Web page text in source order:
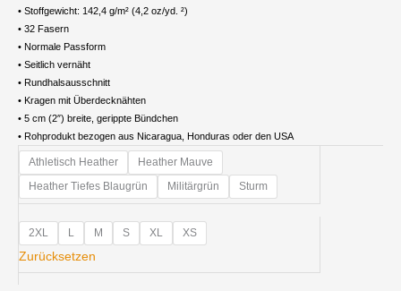
• Stoffgewicht: 142,4 g/m² (4,2 oz/yd. ²)
• 32 Fasern
• Normale Passform
• Seitlich vernäht
• Rundhalsausschnitt
• Kragen mit Überdecknähten
• 5 cm (2″) breite, gerippte Bündchen
• Rohprodukt bezogen aus Nicaragua, Honduras oder den USA
Athletisch Heather
Heather Mauve
Heather Tiefes Blaugrün
Militärgrün Sturm
2XL L M S XL XS
Zurücksetzen
Damen
Premium
Sweatshirt
Menge